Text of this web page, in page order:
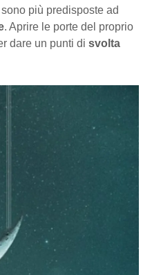
più predisposte ad
. Aprire le porte del proprio
dare un punti di svolta